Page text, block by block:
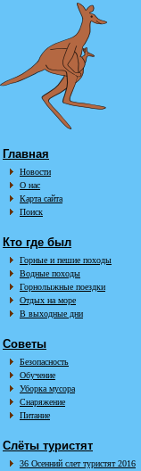
Главная
Новости
О нас
Карта сайта
Поиск
Кто где был
Горные и пешие походы
Водные походы
Горнолыжные поездки
Отдых на море
В выходные дни
Советы
Безопасность
Обучение
Уборка мусора
Снаряжение
Питание
Слёты туристят
36 Осенний слет туристят 2016